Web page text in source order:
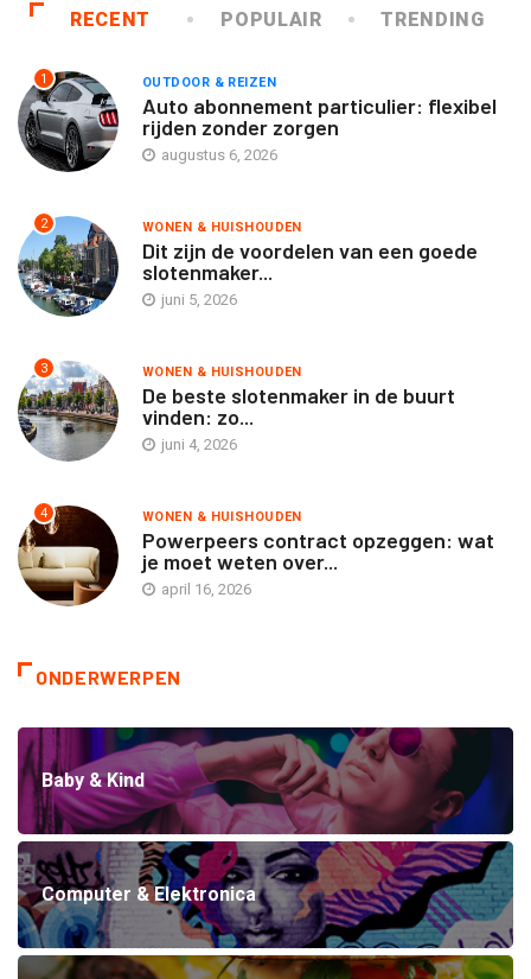
RECENT POPULAIR TRENDING
1 OUTDOOR & REIZEN
Auto abonnement particulier: flexibel
rijden zonder zorgen
augustus 6, 2026
2 WONEN & HUISHOUDEN
Dit zijn de voordelen van een goede
slotenmaker...
juni 5, 2026
3 WONEN & HUISHOUDEN
De beste slotenmaker in de buurt
vinden: zo...
juni 4, 2026
4 WONEN & HUISHOUDEN
Powerpeers contract opzeggen: wat
je moet weten over...
april 16, 2026
ONDERWERPEN
Baby & Kind
Computer & Elektronica